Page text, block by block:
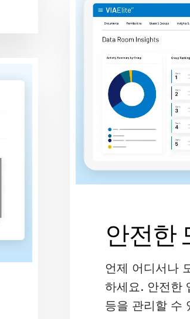
안전한
언제 어디서나
하세요. 안전한
등을 관리할 수